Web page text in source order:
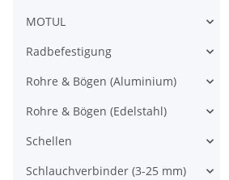
MOTUL
Radbefestigung
Rohre & Bögen (Aluminium)
Rohre & Bögen (Edelstahl)
Schellen
Schlauchverbinder (3-25 mm)